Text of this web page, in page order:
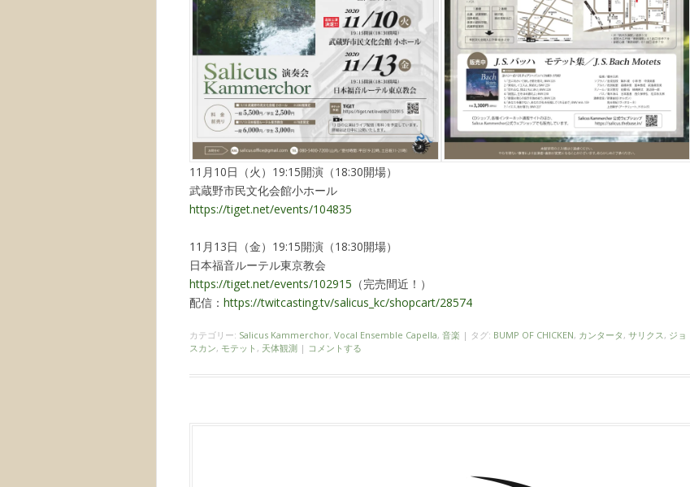
11月10日（火）19:15開演（18:30開場）
武蔵野市民文化会館小ホール
https://tiget.net/events/104835
11月13日（金）19:15開演（18:30開場）
日本福音ルーテル東京教会
https://tiget.net/events/102915 （完売間近！）
配信： https://twitcasting.tv/salicus_kc/shopcart/28574
カテゴリー: Salicus Kammerchor, Vocal Ensemble Capella, 音楽 | タグ: BUMP OF CHICKEN, カンタータ , サリクス , ジョ
スカン, モテット , 天体観測 | コメントする